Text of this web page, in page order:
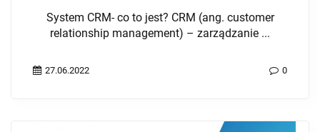
System CRM- co to jest? CRM (ang. customer
relationship management) – zarządzanie ...
27.06.2022 0